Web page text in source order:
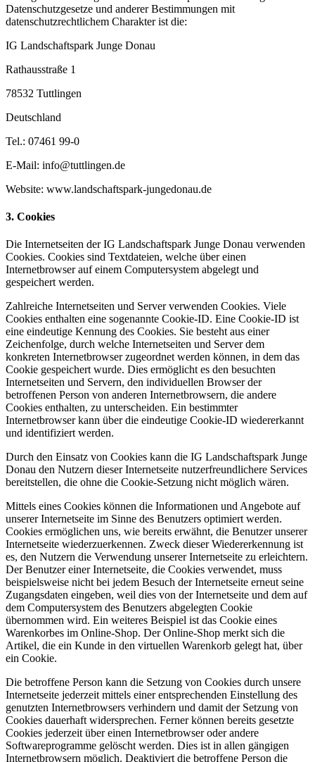
Datenschutzgesetze und anderer Bestimmungen mit
datenschutzrechtlichem Charakter ist die:
IG Landschaftspark Junge Donau
Rathausstraße 1
78532 Tuttlingen
Deutschland
Tel.: 07461 99-0
E-Mail: info@tuttlingen.de
Website: www.landschaftspark-jungedonau.de
3. Cookies
Die Internetseiten der IG Landschaftspark Junge Donau verwenden
Cookies. Cookies sind Textdateien, welche über einen
Internetbrowser auf einem Computersystem abgelegt und
gespeichert werden.
Zahlreiche Internetseiten und Server verwenden Cookies. Viele
Cookies enthalten eine sogenannte Cookie-ID. Eine Cookie-ID ist
eine eindeutige Kennung des Cookies. Sie besteht aus einer
Zeichenfolge, durch welche Internetseiten und Server dem
konkreten Internetbrowser zugeordnet werden können, in dem das
Cookie gespeichert wurde. Dies ermöglicht es den besuchten
Internetseiten und Servern, den individuellen Browser der
betroffenen Person von anderen Internetbrowsern, die andere
Cookies enthalten, zu unterscheiden. Ein bestimmter
Internetbrowser kann über die eindeutige Cookie-ID wiedererkannt
und identifiziert werden.
Durch den Einsatz von Cookies kann die IG Landschaftspark Junge
Donau den Nutzern dieser Internetseite nutzerfreundlichere Services
bereitstellen, die ohne die Cookie-Setzung nicht möglich wären.
Mittels eines Cookies können die Informationen und Angebote auf
unserer Internetseite im Sinne des Benutzers optimiert werden.
Cookies ermöglichen uns, wie bereits erwähnt, die Benutzer unserer
Internetseite wiederzuerkennen. Zweck dieser Wiedererkennung ist
es, den Nutzern die Verwendung unserer Internetseite zu erleichtern.
Der Benutzer einer Internetseite, die Cookies verwendet, muss
beispielsweise nicht bei jedem Besuch der Internetseite erneut seine
Zugangsdaten eingeben, weil dies von der Internetseite und dem auf
dem Computersystem des Benutzers abgelegten Cookie
übernommen wird. Ein weiteres Beispiel ist das Cookie eines
Warenkorbes im Online-Shop. Der Online-Shop merkt sich die
Artikel, die ein Kunde in den virtuellen Warenkorb gelegt hat, über
ein Cookie.
Die betroffene Person kann die Setzung von Cookies durch unsere
Internetseite jederzeit mittels einer entsprechenden Einstellung des
genutzten Internetbrowsers verhindern und damit der Setzung von
Cookies dauerhaft widersprechen. Ferner können bereits gesetzte
Cookies jederzeit über einen Internetbrowser oder andere
Softwareprogramme gelöscht werden. Dies ist in allen gängigen
Internetbrowsern möglich. Deaktiviert die betroffene Person die